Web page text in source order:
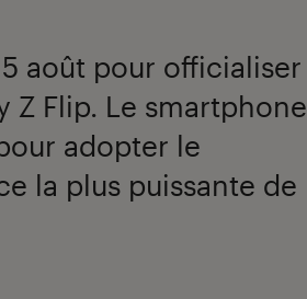
août pour officialiser
Z Flip. Le smartphone
adopter le
la plus puissante de